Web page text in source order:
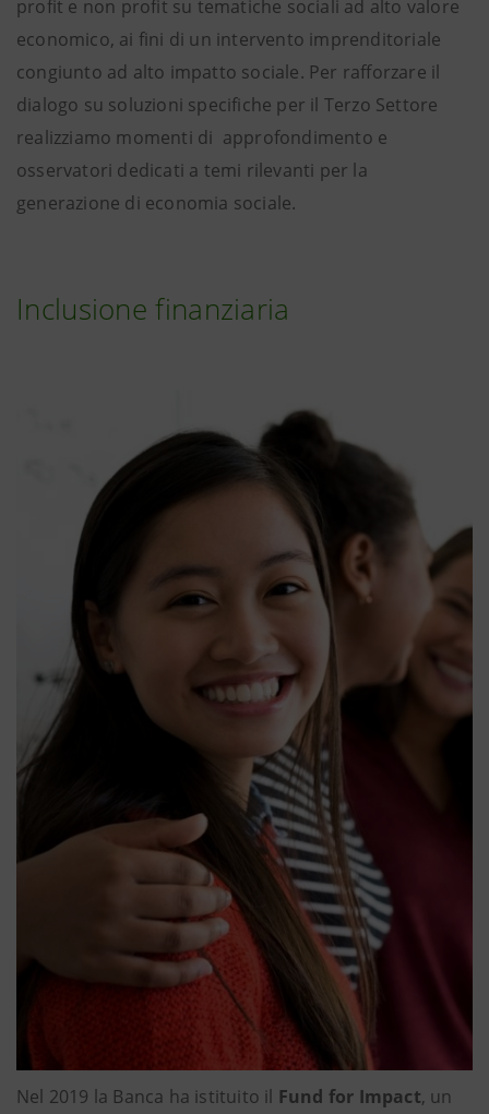
profit e non profit su tematiche sociali ad alto valore
economico, ai fini di un intervento imprenditoriale
congiunto ad alto impatto sociale. Per rafforzare il
dialogo su soluzioni specifiche per il Terzo Settore
realizziamo momenti di approfondimento e
osservatori dedicati a temi rilevanti per la
generazione di economia sociale.
Inclusione finanziaria
Nel 2019 la Banca ha istituito il Fund for Impact, un